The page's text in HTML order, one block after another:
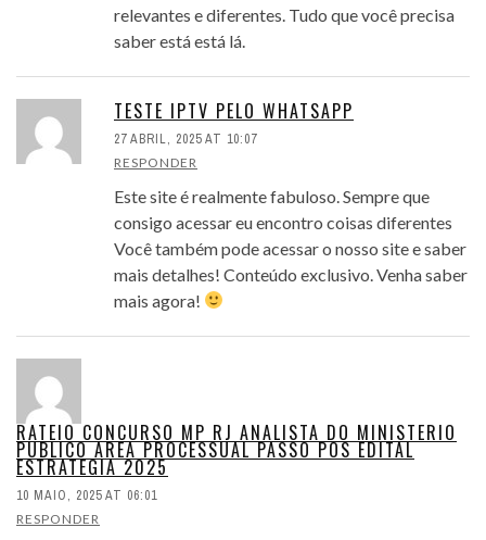
relevantes e diferentes. Tudo que você precisa
saber está está lá.
TESTE IPTV PELO WHATSAPP
27 ABRIL, 2025 AT 10:07
RESPONDER
Este site é realmente fabuloso. Sempre que
consigo acessar eu encontro coisas diferentes
Você também pode acessar o nosso site e saber
mais detalhes! Conteúdo exclusivo. Venha saber
mais agora!
RATEIO CONCURSO MP RJ ANALISTA DO MINISTERIO
PUBLICO AREA PROCESSUAL PASSO POS EDITAL
ESTRATEGIA 2025
10 MAIO, 2025 AT 06:01
RESPONDER